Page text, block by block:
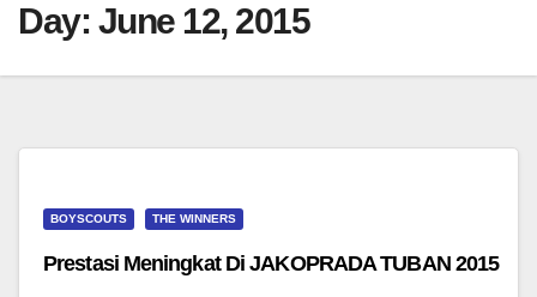
Day: June 12, 2015
BOYSCOUTS THE WINNERS
Prestasi Meningkat Di JAKOPRADA TUBAN 2015